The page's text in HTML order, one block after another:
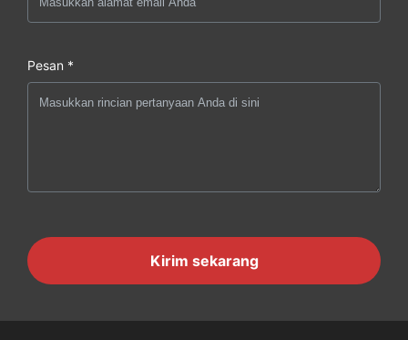
Pesan *
Kirim sekarang